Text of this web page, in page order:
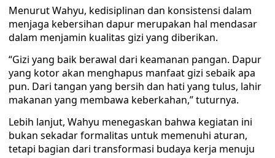
Menurut Wahyu, kedisiplinan dan konsistensi dalam
menjaga kebersihan dapur merupakan hal mendasar
dalam menjamin kualitas gizi yang diberikan.
“Gizi yang baik berawal dari keamanan pangan. Dapur
yang kotor akan menghapus manfaat gizi sebaik apa
pun. Dari tangan yang bersih dan hati yang tulus, lahir
makanan yang membawa keberkahan,” tuturnya.
Lebih lanjut, Wahyu menegaskan bahwa kegiatan ini
bukan sekadar formalitas untuk memenuhi aturan,
tetapi bagian dari transformasi budaya kerja menuju